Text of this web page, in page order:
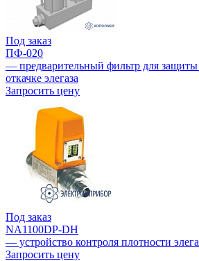
Под заказ
ПФ-020
— предварительный фильтр для защиты
откачке элегаза
Запросить цену
Под заказ
NA1100DP-DH
— устройство контроля плотности
Запросить цену